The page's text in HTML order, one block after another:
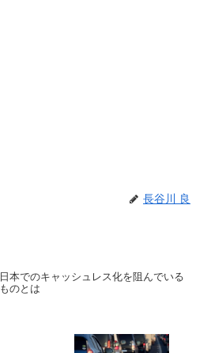
長谷川 良
日本でのキャッシュレス化を阻んでいる
ものとは